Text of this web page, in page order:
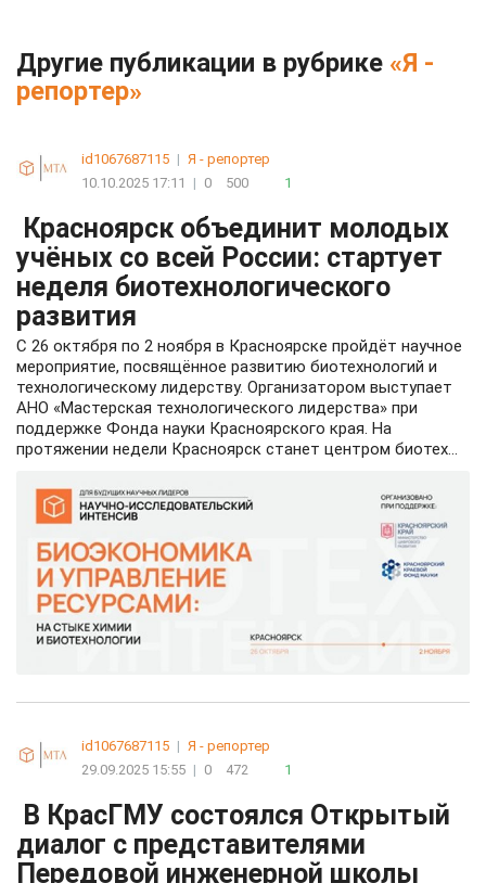
Другие публикации в рубрике «Я -
репортер»
id1067687115 | Я - репортер
10.10.2025 17:11
| 0 500 1
Красноярск объединит молодых
учёных со всей России: стартует
неделя биотехнологического
развития
С 26 октября по 2 ноября в Красноярске пройдёт научное
мероприятие, посвящённое развитию биотехнологий и
технологическому лидерству. Организатором выступает
АНО «Мастерская технологического лидерства» при
поддержке Фонда науки Красноярского края. На
протяжении недели Красноярск станет центром биотех...
id1067687115 | Я - репортер
29.09.2025 15:55 | 0 472 1
В КрасГМУ состоялся Открытый
диалог с представителями
Передовой инженерной школы